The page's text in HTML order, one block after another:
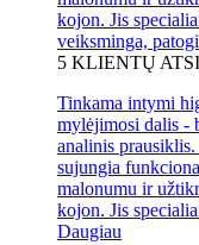
kojon. Jis
veiksminga,
5 KLIENTŲ
Tinkama intymi
mylėjimosi dalis -
analinis
sujungia
malonumu ir
kojon. Jis
Daugiau